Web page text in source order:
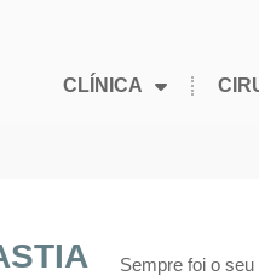
CLÍNICA
Sempre foi o